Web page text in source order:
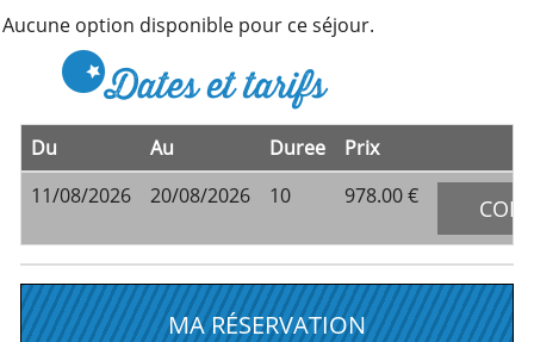
Aucune option disponible pour ce séjour.
Dates et tarifs
Du Au Duree
Prix
11/08/2026
20/08/2026 10 978.00 ‎€
MA RÉSERVATION